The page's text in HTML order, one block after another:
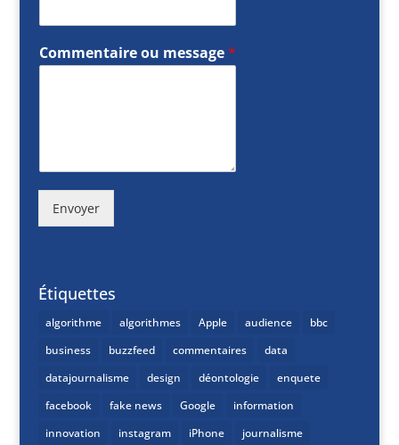
Commentaire ou message*
Envoyer
Étiquettes
algorithme algorithmes Apple audience
bbc
business
buzzfeed commentaires
data
datajournalisme
design déontologie
enquete
facebook
fake news Google
information
innovation
instagram iPhone journalisme